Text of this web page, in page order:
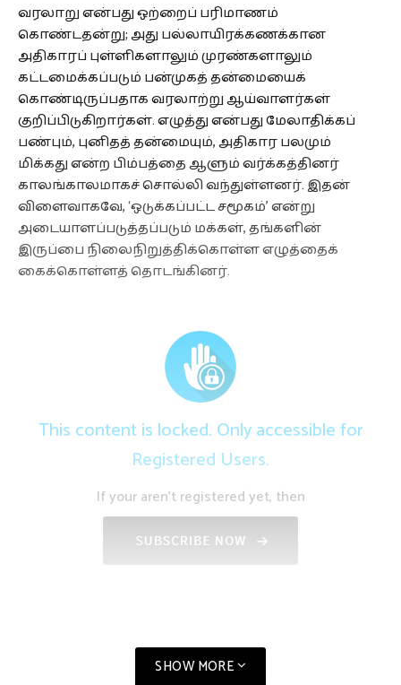
வரலாறு என்பது ஒற்றைப் பரிமாணம்
கொண்டதன்று; அது பல்லாயிரக்கணக்கான
அதிகாரப் புள்ளிகளாலும் முரண்களாலும்
கட்டமைக்கப்படும் பன்முகத் தன்மையைக்
கொண்டிருப்பதாக வரலாற்று ஆய்வாளர்கள்
குறிப்பிடுகிறார்கள். எழுத்து என்பது மேலாதிக்கப்
பண்பும், புனிதத் தன்மையும், அதிகார பலமும்
மிக்கது என்ற பிம்பத்தை ஆளும் வர்க்கத்தினர்
காலங்காலமாகச் சொல்லி வந்துள்ளனர். இதன்
விளைவாகவே, ‘ஒடுக்கப்பட்ட சமூகம்’ என்று
அடையாளப்படுத்தப்படும் மக்கள், தங்களின்
இருப்பை நிலைநிறுத்திக்கொள்ள எழுத்தைக்
கைக்கொள்ளத் தொடங்கினர்.
This content is locked. Only accessible for
Registered Users.
If your aren't registered yet, then
SHOW MORE